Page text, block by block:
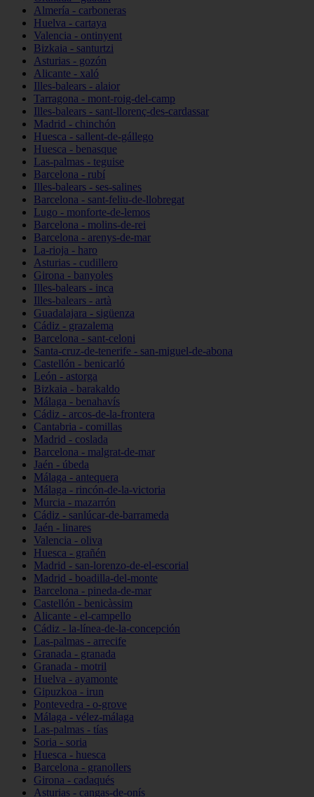
Almería - carboneras
Huelva - cartaya
Valencia - ontinyent
Bizkaia - santurtzi
Asturias - gozón
Alicante - xaló
Illes-balears - alaior
Tarragona - mont-roig-del-camp
Illes-balears - sant-llorenç-des-cardassar
Madrid - chinchón
Huesca - sallent-de-gállego
Huesca - benasque
Las-palmas - teguise
Barcelona - rubí
Illes-balears - ses-salines
Barcelona - sant-feliu-de-llobregat
Lugo - monforte-de-lemos
Barcelona - molins-de-rei
Barcelona - arenys-de-mar
La-rioja - haro
Asturias - cudillero
Girona - banyoles
Illes-balears - inca
Illes-balears - artà
Guadalajara - sigüenza
Cádiz - grazalema
Barcelona - sant-celoni
Santa-cruz-de-tenerife - san-miguel-de-abona
Castellón - benicarló
León - astorga
Bizkaia - barakaldo
Málaga - benahavís
Cádiz - arcos-de-la-frontera
Cantabria - comillas
Madrid - coslada
Barcelona - malgrat-de-mar
Jaén - úbeda
Málaga - antequera
Málaga - rincón-de-la-victoria
Murcia - mazarrón
Cádiz - sanlúcar-de-barrameda
Jaén - linares
Valencia - oliva
Huesca - grañén
Madrid - san-lorenzo-de-el-escorial
Madrid - boadilla-del-monte
Barcelona - pineda-de-mar
Castellón - benicàssim
Alicante - el-campello
Cádiz - la-línea-de-la-concepción
Las-palmas - arrecife
Granada - granada
Granada - motril
Huelva - ayamonte
Gipuzkoa - irun
Pontevedra - o-grove
Málaga - vélez-málaga
Las-palmas - tías
Soria - soria
Huesca - huesca
Barcelona - granollers
Girona - cadaqués
Asturias - cangas-de-onís